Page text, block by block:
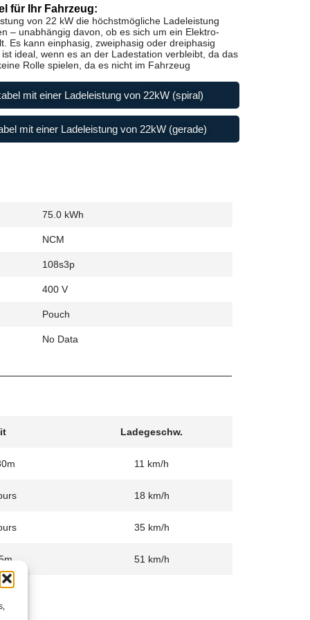
für Ihr Fahrzeug:
von 22 kW die höchstmögliche Ladeleistung
– unabhängig davon, ob es sich um ein Elektro-
Es kann einphasig, zweiphasig oder dreiphasig
ideal, wenn es an der Ladestation verbleibt, da das
Rolle spielen, da es nicht im Fahrzeug
mit einer Ladeleistung von 22kW (spiral)
mit einer Ladeleistung von 22kW (gerade)
75.0 kWh
NCM
108s3p
400 V
Pouch
No Data
Ladegeschw.
11 km/h
18 km/h
35 km/h
51 km/h